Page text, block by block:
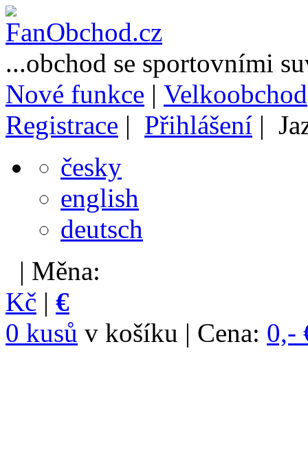
...obchod se sportovními
Nové funkce | Velkoobchod
Registrace | Přihlášení |
česky
english
deutsch
| Měna:
Kč | €
0 kusů v košíku | Cena: 0,-